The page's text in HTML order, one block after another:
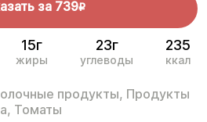
за 739R
15г
жиры
23г
углеводы
235
ккал
продукты, Продукты
Томаты